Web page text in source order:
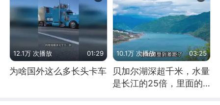
12.1万 次播放 01:29
为啥国外这么多长头卡车
10.1万 次播放 03:25
贝加尔湖深超千米，水量
是长江的25倍，里面的